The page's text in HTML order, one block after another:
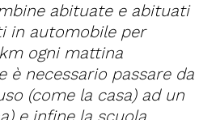
abituate e abituati
in automobile per
ogni mattina
è necessario passare da
(come la casa) ad un